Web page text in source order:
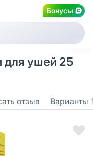
Бонусы
для ушей 25
отзыв Варианты